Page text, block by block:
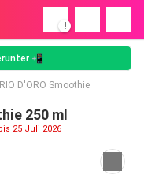
!
📲
RIO D'ORO Smoothie
250 ml
25 Juli 2026